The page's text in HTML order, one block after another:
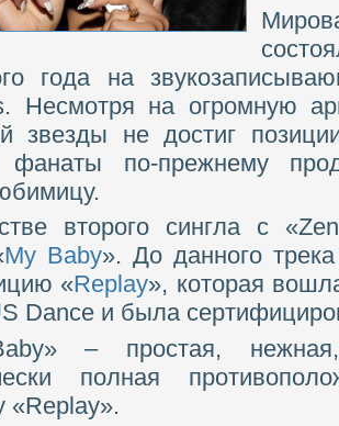
года на
Несмотря на огромную
звезды не достиг
фанаты по-прежнему
второго сингла с
My Baby». До данного
«Replay», которая
Dance и была
– простая,
полная
«Replay».